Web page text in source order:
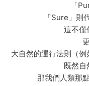
「
「Sure」則
這不僅
大自然的運行法則（例
既然自
那我們人類那